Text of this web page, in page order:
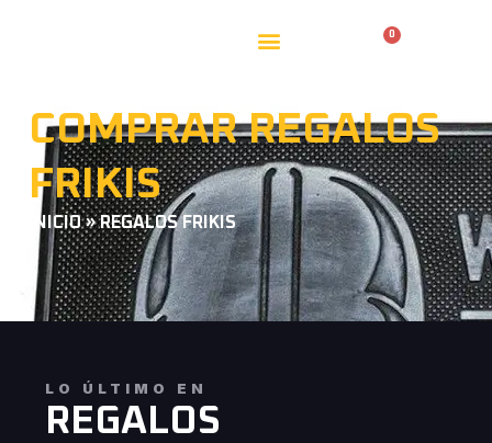
0
COMPRAR REGALOS
FRIKIS
INICIO»REGALOS FRIKIS
LO ÚLTIMO EN
REGALOS